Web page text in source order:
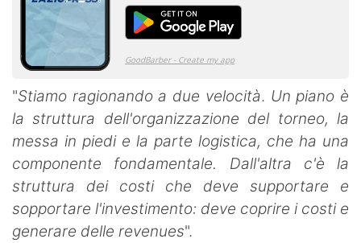
"Stiamo ragionando a due velocità. Un piano è
la struttura dell'organizzazione del torneo, la
messa in piedi e la parte logistica, che ha una
componente fondamentale. Dall'altra c'è la
struttura dei costi che deve supportare e
sopportare l'investimento: deve coprire i costi e
generare delle revenues".